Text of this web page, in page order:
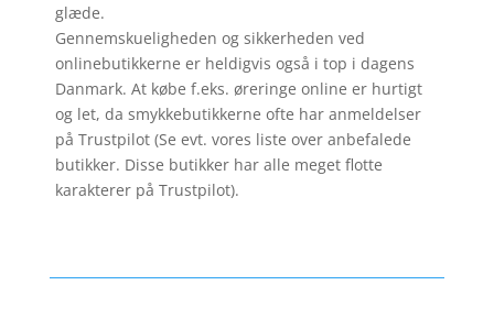
glæde.
Gennemskueligheden og sikkerheden ved
onlinebutikkerne er heldigvis også i top i dagens
Danmark. At købe f.eks. øreringe online er hurtigt
og let, da smykkebutikkerne ofte har anmeldelser
på Trustpilot (Se evt. vores liste over anbefalede
butikker. Disse butikker har alle meget flotte
karakterer på Trustpilot).